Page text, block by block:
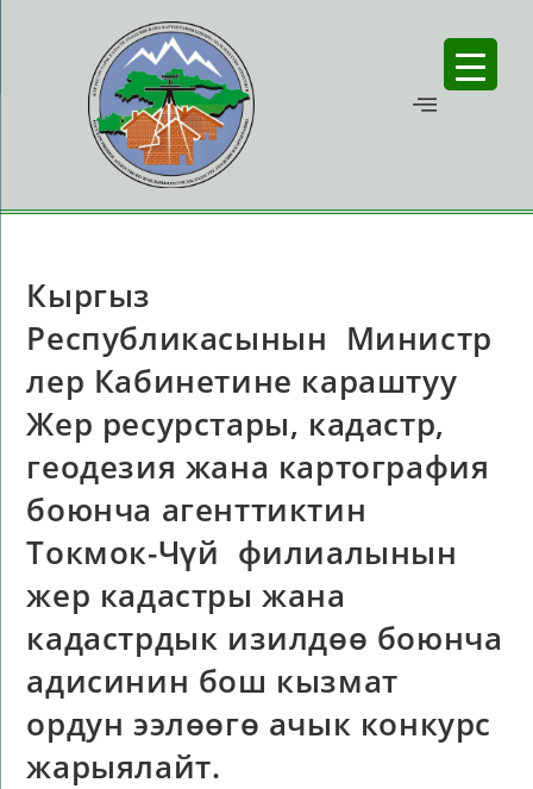
Кыргыз
Республикасынын Министр
лер Кабинетине караштуу
Жер ресурстары, кадастр,
геодезия жана картография
боюнча агенттиктин
Токмок-Чүй филиалынын
жер кадастры жана
кадастрдык изилдөө боюнча
адисинин бош кызмат
ордун ээлөөгө ачык конкурс
жарыялайт.